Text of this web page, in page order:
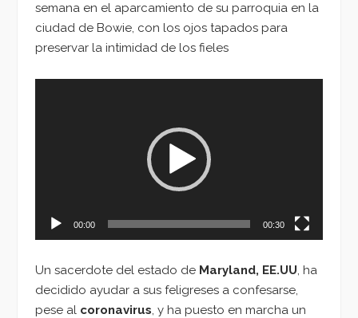
semana en el aparcamiento de su parroquia en la
ciudad de Bowie, con los ojos tapados para
preservar la intimidad de los fieles
00:00 00:30
Un sacerdote del estado de Maryland, EE.UU, ha
decidido ayudar a sus feligreses a confesarse,
pese al coronavirus, y ha puesto en marcha un